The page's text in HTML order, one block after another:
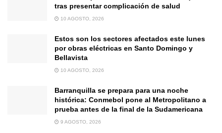
tras presentar complicación de salud
10 AGOSTO, 2026
Estos son los sectores afectados este lunes
por obras eléctricas en Santo Domingo y
Bellavista
10 AGOSTO, 2026
Barranquilla se prepara para una noche
histórica: Conmebol pone al Metropolitano a
prueba antes de la final de la Sudamericana
9 AGOSTO, 2026